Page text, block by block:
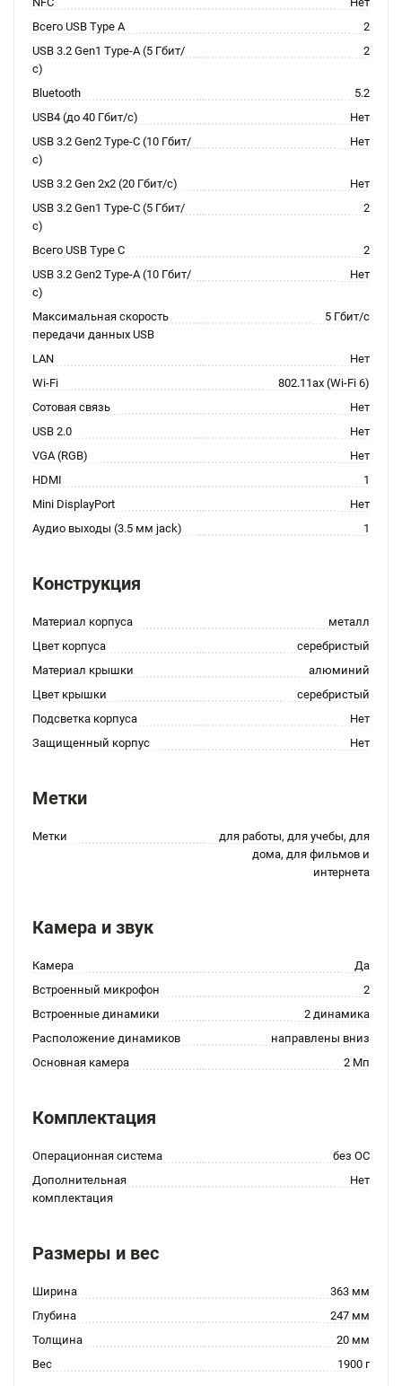
Всего USB Type A
2
USB 3.2 Gen1 Type-A (5 Гбит/
с)
2
Bluetooth
5.2
USB4 (до 40 Гбит/с)
Нет
USB 3.2 Gen2 Type-C (10 Гбит/
с)
Нет
USB 3.2 Gen 2x2 (20 Гбит/с)
Нет
USB 3.2 Gen1 Type-C (5 Гбит/
с)
2
Всего USB Type C
2
USB 3.2 Gen2 Type-A (10 Гбит/
с)
Нет
Максимальная скорость
передачи данных USB
5 Гбит/с
LAN
Нет
Wi-Fi
802.11ax (Wi-Fi 6)
Сотовая связь
Нет
USB 2.0
Нет
VGA (RGB)
Нет
HDMI
1
Mini DisplayPort
Нет
Аудио выходы (3.5 мм jack)
1
Конструкция
Материал корпуса
металл
Цвет корпуса
серебристый
Материал крышки
алюминий
Цвет крышки
серебристый
Подсветка корпуса
Нет
Защищенный корпус
Нет
Метки
Метки
для работы, для учебы, для
дома, для фильмов и
интернета
Камера и звук
Камера
Да
Встроенный микрофон
2
Встроенные динамики
2 динамика
Расположение динамиков
направлены вниз
Основная камера
2 Мп
Комплектация
Операционная система
без ОС
Дополнительная
комплектация
Нет
Размеры и вес
Ширина
363 мм
Глубина
247 мм
Толщина
20 мм
Вес
1900 г